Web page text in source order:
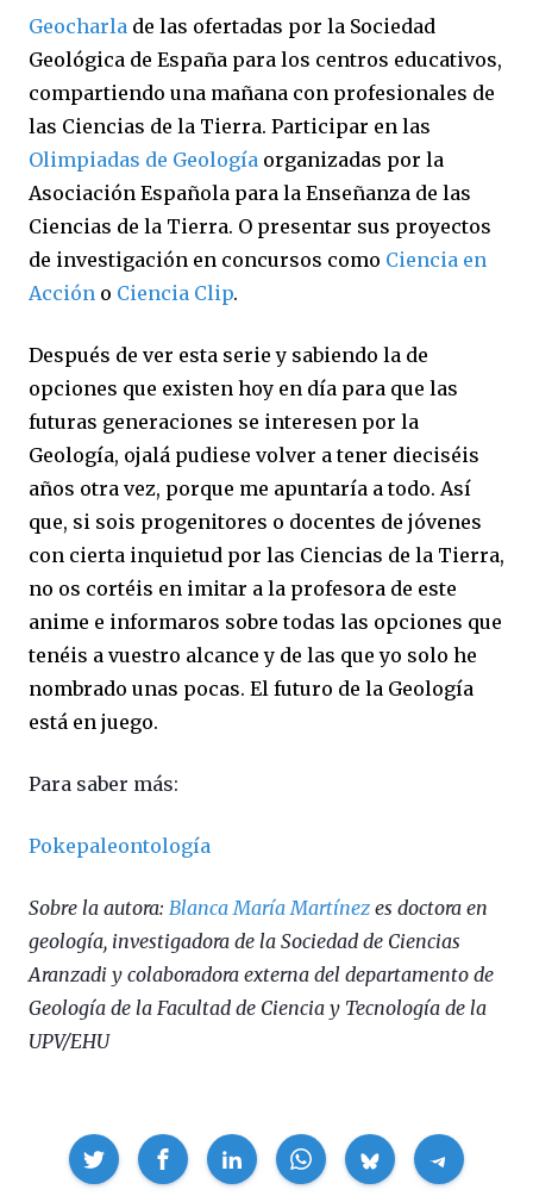
Geocharla de las ofertadas por la Sociedad
Geológica de España para los centros educativos,
compartiendo una mañana con profesionales de
las Ciencias de la Tierra. Participar en las
Olimpiadas de Geología organizadas por la
Asociación Española para la Enseñanza de las
Ciencias de la Tierra. O presentar sus proyectos
de investigación en concursos como Ciencia en
Acción o Ciencia Clip.
Después de ver esta serie y sabiendo la de
opciones que existen hoy en día para que las
futuras generaciones se interesen por la
Geología, ojalá pudiese volver a tener dieciséis
años otra vez, porque me apuntaría a todo. Así
que, si sois progenitores o docentes de jóvenes
con cierta inquietud por las Ciencias de la Tierra,
no os cortéis en imitar a la profesora de este
anime e informaros sobre todas las opciones que
tenéis a vuestro alcance y de las que yo solo he
nombrado unas pocas. El futuro de la Geología
está en juego.
Para saber más:
Pokepaleontología
Sobre la autora: Blanca María Martínez es doctora en
geología, investigadora de la Sociedad de Ciencias
Aranzadi y colaboradora externa del departamento de
Geología de la Facultad de Ciencia y Tecnología de la
UPV/EHU
Compartir